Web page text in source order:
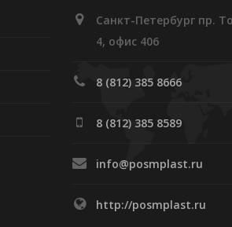
Санкт-Петербург пр.
4, офис 406
8 (812) 385 8666
8 (812) 385 8589
info@posmplast.ru
http://posmplast.ru